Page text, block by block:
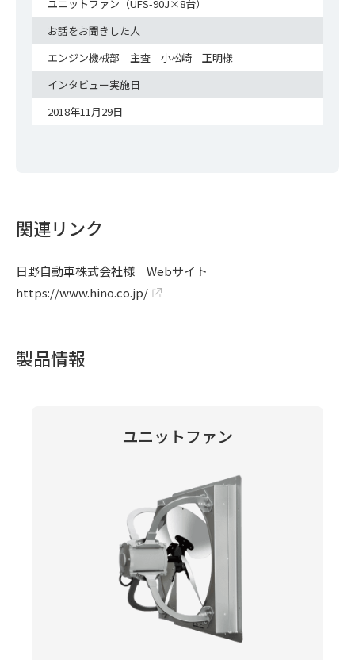
ユニットファン（UFS-90J×8台）
お話をお聞きした人
エンジン機械部 主査 小松崎 正明様
インタビュー実施日
2018年11月29日
関連リンク
日野自動車株式会社様 Webサイト
https://www.hino.co.jp/
製品情報
ユニットファン